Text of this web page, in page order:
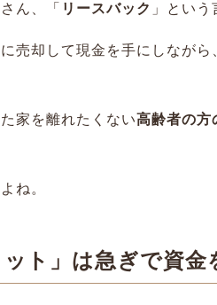
ん、「 リースバック 」とい
売却して現金を手にしながら
家を離れたくない高齢者の方
ね。
ト」は急ぎで資金